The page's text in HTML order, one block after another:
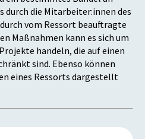
durch die Mitarbeiter:innen des
vom Ressort beauftragte
Maßnahmen kann es sich um
handeln, die auf einen
sind. Ebenso können
eines Ressorts dargestellt